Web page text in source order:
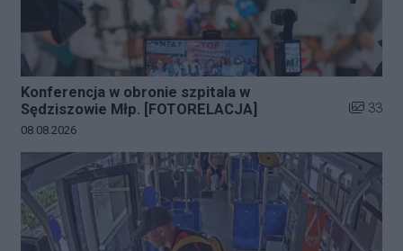
Konferencja w obronie szpitala w
Sędziszowie Młp. [FOTORELACJA]
Liczba
33
Data dodania galerii:
08.08.2026